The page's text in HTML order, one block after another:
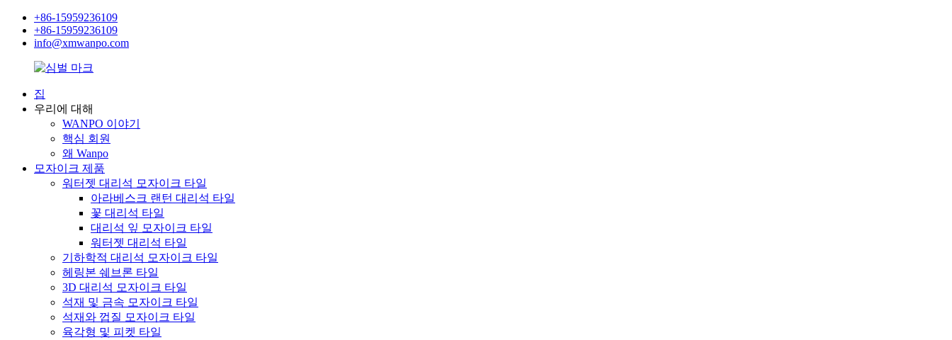
+86-15959236109
+86-15959236109
info@xmwanpo.com
집
우리에 대해
WANPO 이야기
핵심 회원
왜 Wanpo
모자이크 제품
워터젯 대리석 모자이크 타일
아라베스크 랜턴 대리석 타일
꽃 대리석 타일
대리석 잎 모자이크 타일
워터젯 대리석 타일
기하학적 대리석 모자이크 타일
헤링본 쉐브론 타일
3D 대리석 모자이크 타일
석재 및 금속 모자이크 타일
석재와 껍질 모자이크 타일
육각형 및 피켓 타일